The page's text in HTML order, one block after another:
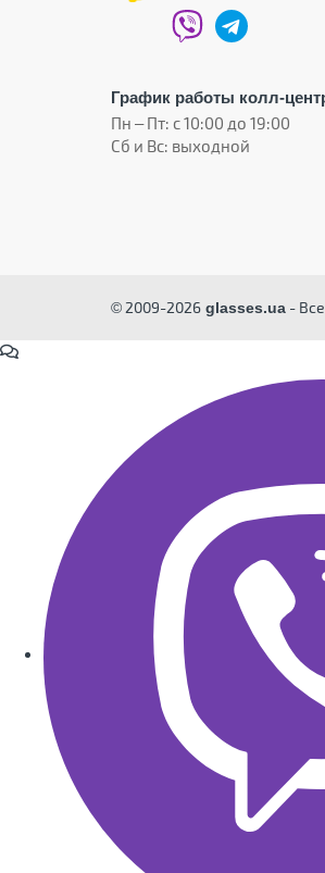
График работы колл-
Пн – Пт: с 10:00 до 19:00
Сб и Вс: выходной
© 2009-2026 glasses.ua -